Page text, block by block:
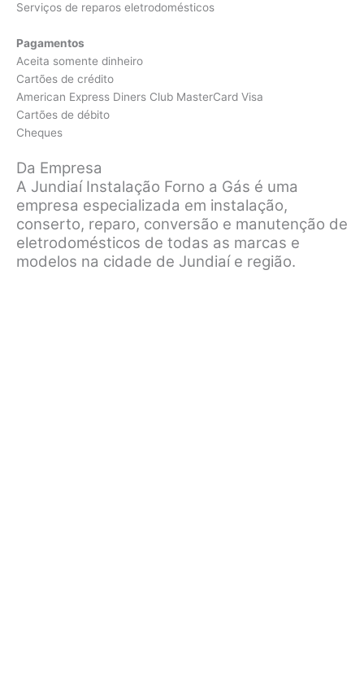
Serviços de reparos eletrodomésticos
Pagamentos
Aceita somente dinheiro
Cartões de crédito
American Express Diners Club MasterCard Visa
Cartões de débito
Cheques
Da Empresa
A Jundiaí Instalação Forno a Gás é uma
empresa especializada em instalação,
conserto, reparo, conversão e manutenção de
eletrodomésticos de todas as marcas e
modelos na cidade de Jundiaí e região.